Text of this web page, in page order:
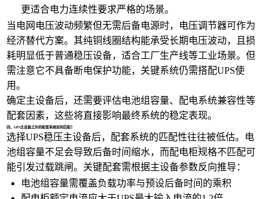
更适合电力连续性要求严格的场景。
当电网电压波动频繁但无需后备电源时，电压调节器可作为
经济替代方案。其纯铜线圈结构能承受长期电压波动，且损
耗明显低于普通稳压设备，适合工厂生产线等工业场景。但
需注意它不具备断电保护功能，关键系统仍需搭配UPS使
用。
确定主设备后，还需要评估电池组容量、配电系统兼容性等
配套因素，这些将直接影响最终系统的稳定表现。
四、UPS主设备之外的配套系统如何匹配？
选择UPS稳压主设备后，配套系统的匹配性往往被低估。电
池组容量不足会导致后备时间缩水，而配电柜规格不匹配可
能引发过载跳闸。关键配套需根据主设备参数反向推导：
电池组容量需覆盖负载功率与预设后备时间的乘积